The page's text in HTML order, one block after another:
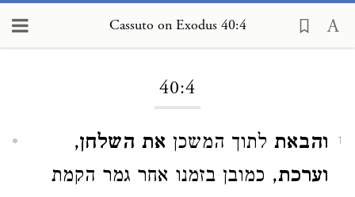
Cassuto on Exodus 40:4
40:4
1 והבאת לתוך המשכן את השלחן,
וערכת, כמובן בזמנו אחר גמר הקמת